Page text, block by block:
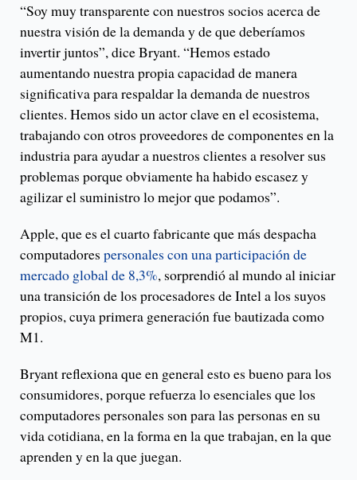
“Soy muy transparente con nuestros socios acerca de
nuestra visión de la demanda y de que deberíamos
invertir juntos”, dice Bryant. “Hemos estado
aumentando nuestra propia capacidad de manera
significativa para respaldar la demanda de nuestros
clientes. Hemos sido un actor clave en el ecosistema,
trabajando con otros proveedores de componentes en la
industria para ayudar a nuestros clientes a resolver sus
problemas porque obviamente ha habido escasez y
agilizar el suministro lo mejor que podamos”.
Apple, que es el cuarto fabricante que más despacha
computadores personales con una participación de
mercado global de 8,3%, sorprendió al mundo al iniciar
una transición de los procesadores de Intel a los suyos
propios, cuya primera generación fue bautizada como
M1.
Bryant reflexiona que en general esto es bueno para los
consumidores, porque refuerza lo esenciales que los
computadores personales son para las personas en su
vida cotidiana, en la forma en la que trabajan, en la que
aprenden y en la que juegan.